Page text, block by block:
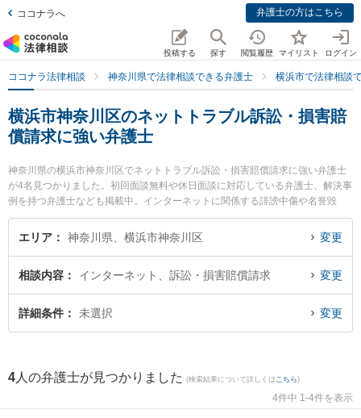
ココナラへ 弁護士の方はこちら
投稿する 探す 閲覧履歴 マイリスト ログイン
ココナラ法律相談 神奈川県で法律相談できる弁護士 横浜市で法律相談
横浜市神奈川区のネットトラブル訴訟・損害賠
償請求に強い弁護士
神奈川県の横浜市神奈川区でネットトラブル訴訟・損害賠償請求に強い弁護士
が4名見つかりました。初回面談無料や休日面談に対応している弁護士、解決事
例を持つ弁護士なども掲載中。インターネットに関係する誹謗中傷や名誉毀
損、個人特定等の細かな分野での絞り込み検索もでき便利です。特に法律事務
所横濱アカデミアの大城 基樹弁護士や田村総合法律事務所の田村 宗久弁護士、
に発生したネットトラブル訴訟・損害賠償請求のトラブルを今すぐに弁護士に
相談したい』『ネットトラブル訴訟・損害賠償請求のトラブル解決の実績豊富
な近くの弁護士を検索したい』『初回相談無料でネットトラブル訴訟・損害賠
エリア 神奈川県、横浜市神奈川区 変更
相談内容 インターネット、訴訟・損害賠償請求 変更
詳細条件 未選択 変更
4 人の弁護士が見つかりました (検索結果について詳しくは こちら)
4件中 1-4件を表示